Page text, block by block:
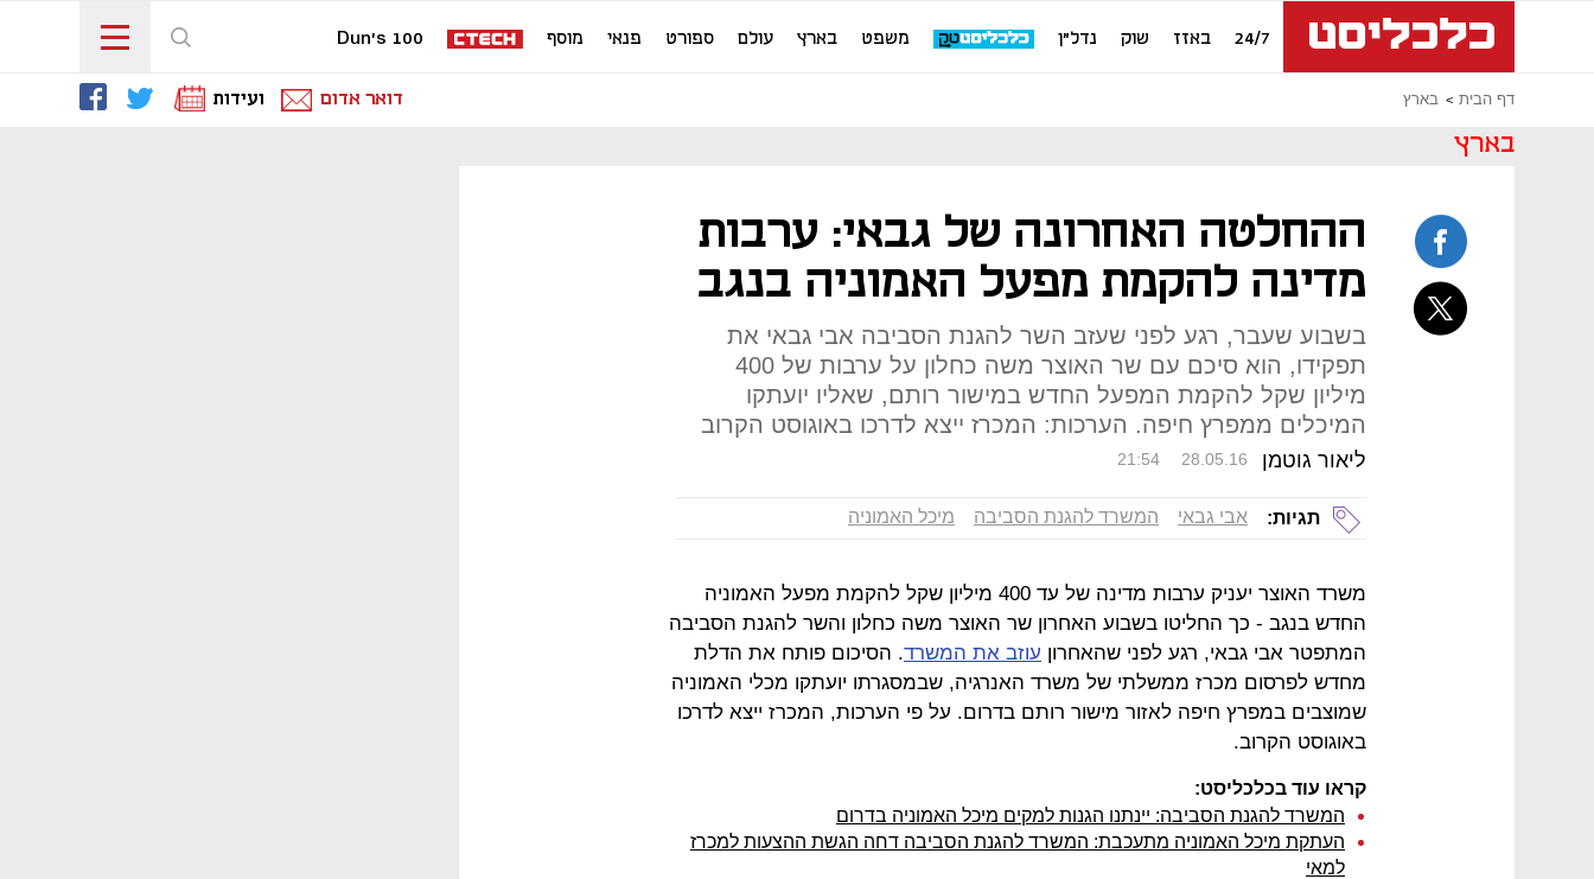
24/7 באזז שוק נדל"ן משפט בארץ עולם ספורט פנאי מוסף Dun's 100
דף הבית בארץ דואר אדום ועידות
בארץ
ההחלטה האחרונה של גבאי: ערבות
מדינה להקמת מפעל האמוניה בנגב
בשבוע שעבר, רגע לפני שעזב השר להגנת הסביבה אבי גבאי את
תפקידו, הוא סיכם עם שר האוצר משה כחלון על ערבות של 400
מיליון שקל להקמת המפעל החדש במישור רותם, שאליו יועתקו
המיכלים ממפרץ חיפה. הערכות: המכרז ייצא לדרכו באוגוסט הקרוב
ליאור גוטמן 21:54 28.05.16
תגיות: אבי גבאי המשרד להגנת הסביבה מיכל האמוניה
משרד האוצר יעניק ערבות מדינה של עד 400 מיליון שקל להקמת מפעל האמוניה
החדש בנגב - כך החליטו בשבוע האחרון שר האוצר משה כחלון והשר להגנת הסביבה
המתפטר אבי גבאי, רגע לפני שהאחרון עוזב את המשרד. הסיכום פותח את הדלת
מחדש לפרסום מכרז ממשלתי של משרד האנרגיה, שבמסגרתו יועתקו מכלי האמוניה
שמוצבים במפרץ חיפה לאזור מישור רותם בדרום. על פי הערכות, המכרז ייצא לדרכו
באוגוסט הקרוב.
קראו עוד בכלכליסט:
המשרד להגנת הסביבה: יינתנו הגנות למקים מיכל האמוניה בדרום
העתקת מיכל האמוניה מתעכבת: המשרד להגנת הסביבה דחה הגשת ההצעות למכרז
למאי